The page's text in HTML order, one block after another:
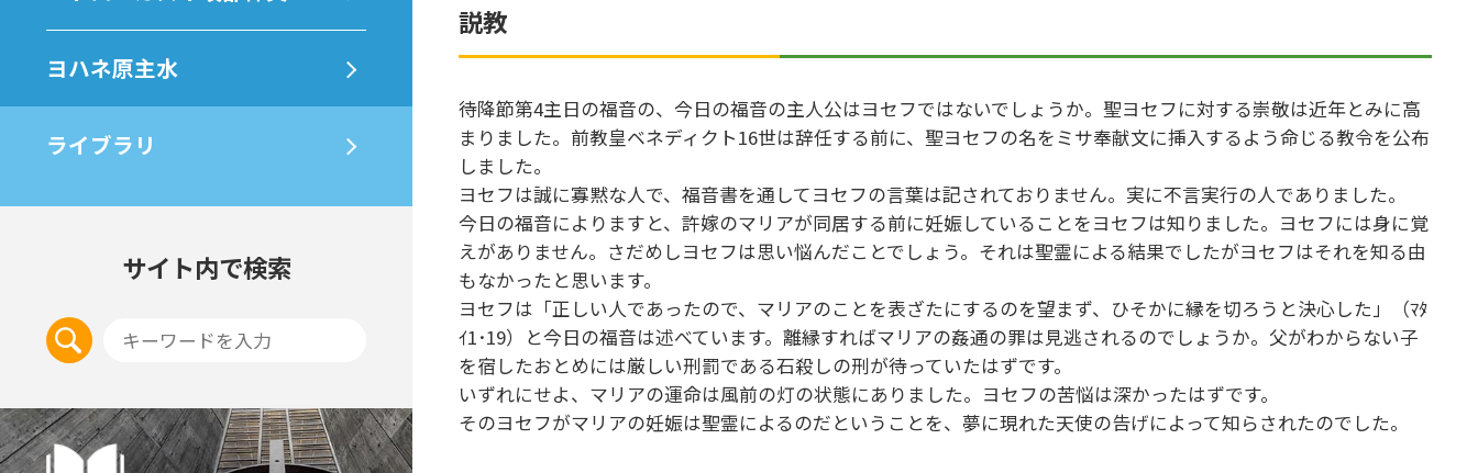
説教
待降節第4主日の福音の、今日の福音の主人公はヨセフではないでしょうか。聖ヨセフに対する崇敬は近年とみに高
まりました。前教皇ベネディクト16世は辞任する前に、聖ヨセフの名をミサ奉献文に挿入するよう命じる教令を公布
しました。
ヨセフは誠に寡黙な人で、福音書を通してヨセフの言葉は記されておりません。実に不言実行の人でありました。
今日の福音によりますと、許嫁のマリアが同居する前に妊娠していることをヨセフは知りました。ヨセフには身に覚
えがありません。さだめしヨセフは思い悩んだことでしょう。それは聖霊による結果でしたがヨセフはそれを知る由
もなかったと思います。
ヨセフは「正しい人であったので、マリアのことを表ざたにするのを望まず、ひそかに縁を切ろうと決心した」（ﾏﾀ
ｲ1･19）と今日の福音は述べています。離縁すればマリアの姦通の罪は見逃されるのでしょうか。父がわからない子
を宿したおとめには厳しい刑罰である石殺しの刑が待っていたはずです。
いずれにせよ、マリアの運命は風前の灯の状態にありました。ヨセフの苦悩は深かったはずです。
そのヨセフがマリアの妊娠は聖霊によるのだということを、夢に現れた天使の告げによって知らされたのでした。
ヨハネ原主水
ライブラリ
サイト内で検索